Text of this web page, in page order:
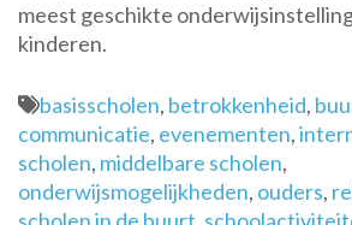
meest geschikte
kinderen.
basisscholen, betrokkenheid,
communicatie, evenementen,
scholen, middelbare scholen,
onderwijsmogelijkheden, ouders,